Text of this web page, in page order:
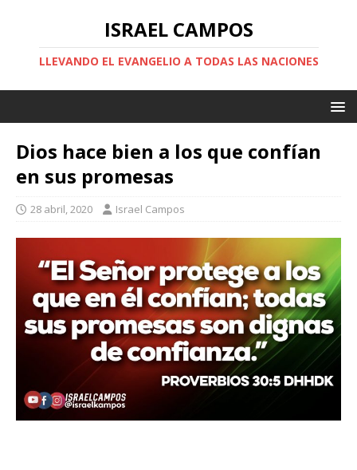
ISRAEL CAMPOS
LLEVANDO EL EVANGELIO A TODAS LAS NACIONES
Dios hace bien a los que confían
en sus promesas
28 abril, 2020 Israel Campos